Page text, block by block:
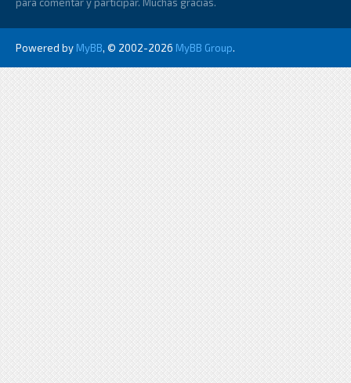
Powered by MyBB, © 2002-2026 MyBB Group.